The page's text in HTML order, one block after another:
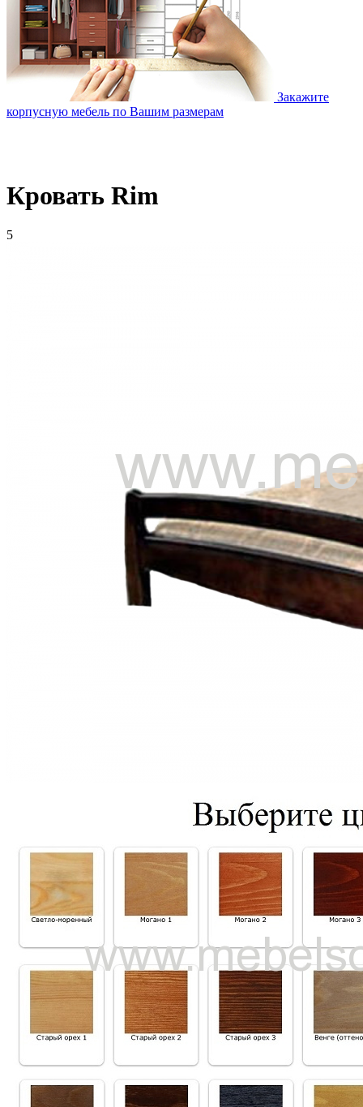
Закажите
корпусную мебель по Вашим размерам
Кровать Rim
5